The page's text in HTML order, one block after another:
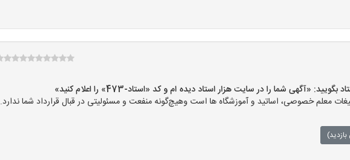
«آگهی شما را در سایت هزار استاد دیده ام و کد «استاد-473» را اعلام کنید»
معلم خصوصی، اساتید و آموزشگاه ها است وهیچ‌گونه منفعت و مسئولیتی در قبال قرارداد شما ندارد.